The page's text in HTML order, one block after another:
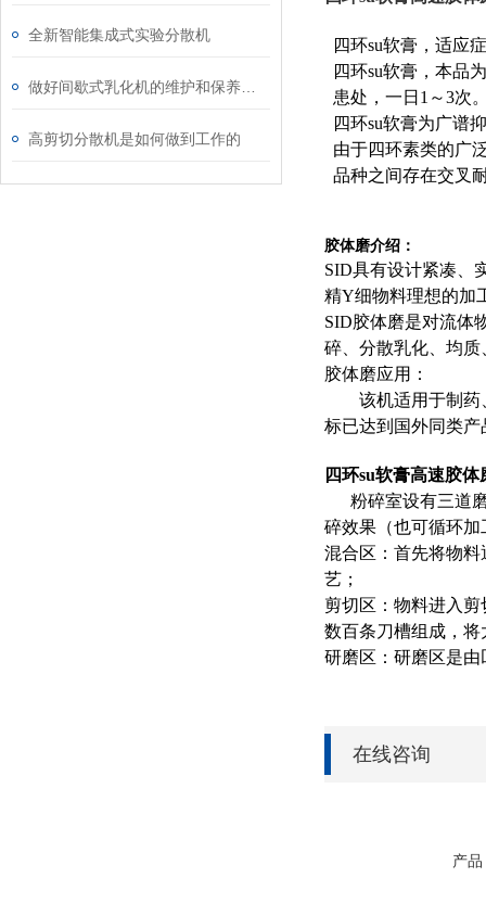
全新智能集成式实验分散机
高剪切分散机是如何做到工作的
四环su软膏，适应
四环su软膏，本品
患处，一日1～3次
四环su软膏为广谱
由于四环素类的广
品种之间存在交叉
胶体磨介绍：
SID具有设计紧凑、
精Υ细物料理想的加
SID胶体磨是对流体
碎、分散乳化、均
胶体磨应用：
该机适用于制药、
标已达到国外同类产
四环su软膏高速胶体
粉碎室设有三道
碎效果（也可循环加
混合区：首先将物
艺；
剪切区：物料进入
数百条刀槽组成，
研磨区：研磨区是由
在线咨询
产品